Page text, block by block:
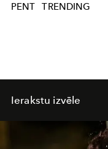
PENT
TRENDING
Ierakstu izvēle